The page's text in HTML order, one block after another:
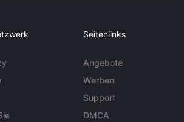
Seitenlinks
Angebote
Werben
Support
DMCA